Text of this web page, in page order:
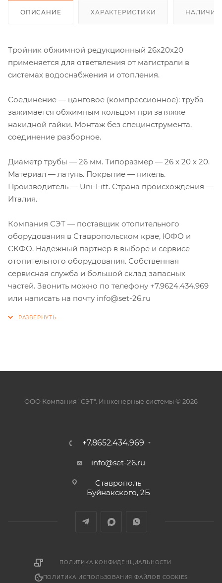
ОПИСАНИЕ ХАРАКТЕРИСТИКИ НАЛИЧИЕ
Тройник обжимной редукционный 26х20х20
применяется для ответвления от магистрали в
системах водоснабжения и отопления.
Соединение — цанговое (компрессионное): труба
зажимается обжимным кольцом при затяжке
накидной гайки. Монтаж без специнструмента,
соединение разборное.
Диаметр трубы — 26 мм. Типоразмер — 26 х 20 х 20.
Материал — латунь. Покрытие — никель.
Производитель — Uni-Fitt. Страна происхождения —
Италия.
Компания СЭТ — поставщик отопительного
оборудования в Ставропольском крае, ЮФО и
СКФО. Надёжный партнёр в выборе и сервисе
отопительного оборудования. Собственная
сервисная служба и большой склад запасных
частей. Звонить можно по телефону +7.9624.434.969
или написать на почту info@set-26.ru
ООО Компания "СЭТ". Инженерные системы © 2026
+7.8652.434.969
info@set-26.ru
Ставрополь
Буйнакского, 2Б
ПОЛИТИКА КОНФИДЕНЦИАЛЬНОСТИ
ПОЛИТИКА ИСПОЛЬЗОВАНИЯ ФАЙЛОВ COOKIES